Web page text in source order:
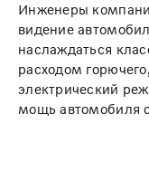
Инженеры
видение
наслаждаться
расходом
электрический
мощь автомобиля